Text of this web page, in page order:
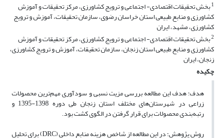
1بخش تحقیقات اقتصادی- اجتماعی و ترویج کشاورزی، مرکز تحقیقات و آموزش
کشاورزی و منابع طبیعی استان خراسان رضوی، سازمان تحقیقات، آموزش و ترویج
کشاورزی، مشهد، ایران
2بخش تحقیقات اقتصادی- اجتماعی و ترویج کشاورزی، مرکز تحقیقات و آموزش
کشاورزی و منابع طبیعی استان زنجان، سازمان تحقیقات، آموزش و ترویج کشاورزی،
زنجان، ایران
چکیده
هدف: هدف این مطالعه بررسی مزیت نسبی و سودآوری مهم‌ترین محصولات
زراعی در شهرستان‌های مختلف استان زنجان طی دوره 1398-1395 و
رتبه‌بندی محصولات برای قرار گرفتن در الگوی کشت بود.
روش پژوهش: در این مطالعه از شاخص هزینه منابع داخلی (DRC) برای تحلیل